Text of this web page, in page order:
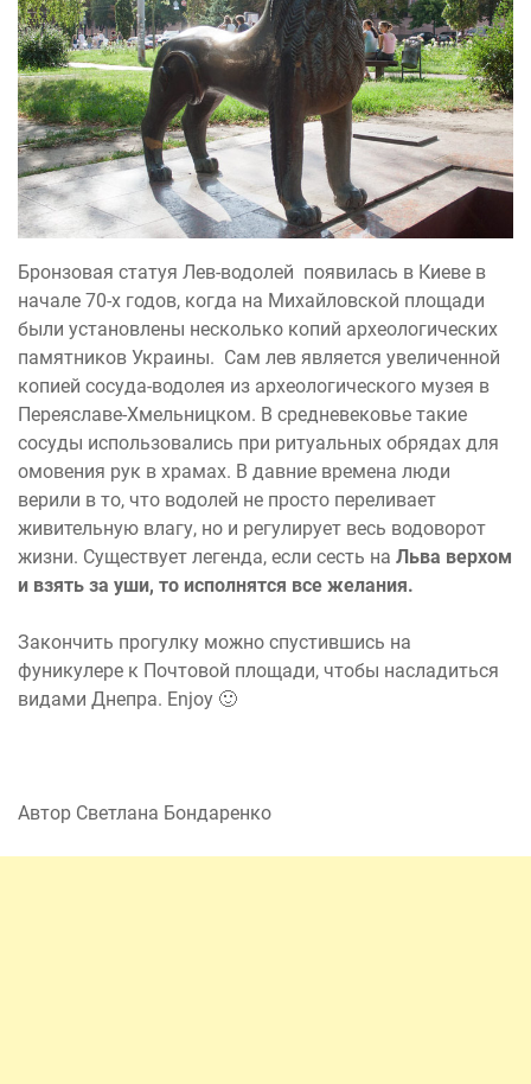
Бронзовая статуя Лев-водолей появилась в Киеве в
начале 70-х годов, когда на Михайловской площади
были установлены несколько копий археологических
памятников Украины. Сам лев является увеличенной
копией сосуда-водолея из археологического музея в
Переяславе-Хмельницком. В средневековье такие
сосуды использовались при ритуальных обрядах для
омовения рук в храмах. В давние времена люди
верили в то, что водолей не просто переливает
живительную влагу, но и регулирует весь водоворот
жизни. Существует легенда, если сесть на Льва верхом
и взять за уши, то исполнятся все желания.
Закончить прогулку можно спустившись на
фуникулере к Почтовой площади, чтобы насладиться
видами Днепра. Enjoy 🙂
Автор Светлана Бондаренко